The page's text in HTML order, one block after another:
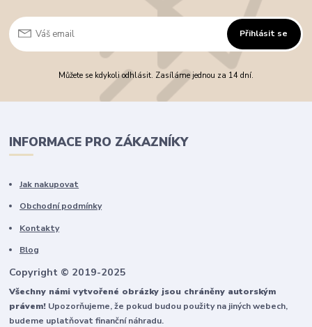
Přihlásit se
Můžete se kdykoli odhlásit. Zasíláme jednou za 14 dní.
INFORMACE PRO ZÁKAZNÍKY
Jak nakupovat
Obchodní podmínky
Kontakty
Blog
Copyright © 2019-2025
Všechny námi vytvořené obrázky jsou chráněny autorským
právem! Upozorňujeme, že pokud budou použity na jiných webech,
budeme uplatňovat finanční náhradu.